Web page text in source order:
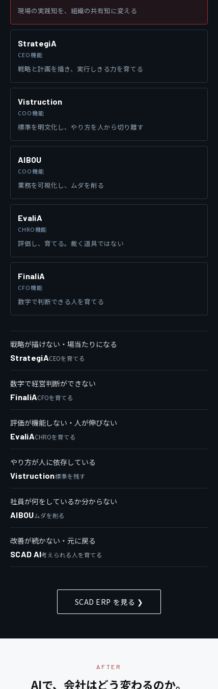
現場の実践知を、組織の共有知に変える
StrategiA
CEO機能
戦略と計画を描き、実行しきる力を育てる
Vistruction
COO機能
標準を明文化し、やり方を人から切り離す
AIBOU
COO機能
業務を可視化し、ムダを削る
EvaliA
CHRO機能
評価し、育てる。裁く道具ではない
FinaliA
CFO機能
数字で判断できる人を育てる
戦略が描けない・場当たりになる
StrategiACEOを育てる
数字で経営判断ができない
FinaliACFOを育てる
評価が機能しない・人が伸びない
EvaliACHROを育てる
やり方が人に依存している
Vistruction標準を残す
社員が何をしているか分からない
AIBOUムダを削る
改善が続かない・元に戻る
SCAD AI考えられる人を育てる
SCAD ERP を見る ❯
AFTER
AIで、会社はどう変わるのか。